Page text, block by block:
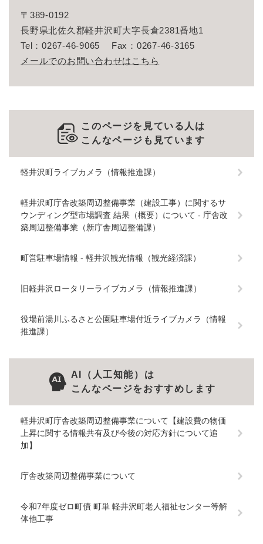
〒389-0192
長野県北佐久郡軽井沢町大字長倉2381番地1
Tel：0267-46-9065
Fax：0267-46-3165
メールでのお問い合わせはこちら
このページを見ている人は
こんなページも見ています
軽井沢町ライブカメラ（情報推進課）
軽井沢町庁舎改築周辺整備事業（建設工事）に関するサ
ウンディング型市場調査 結果（概要）について - 庁舎改
築周辺整備事業（新庁舎周辺整備課）
町営駐車場情報 - 軽井沢観光情報（観光経済課）
旧軽井沢ロータリーライブカメラ（情報推進課）
役場前湯川ふるさと公園駐車場付近ライブカメラ（情報
推進課）
AI（人工知能）は
こんなページをおすすめします
軽井沢町庁舎改築周辺整備事業について【建設費の物価
上昇に関する情報共有及び今後の対応方針について追
加】
庁舎改築周辺整備事業について
令和7年度ゼロ町債 町単 軽井沢町老人福祉センター等解
体他工事